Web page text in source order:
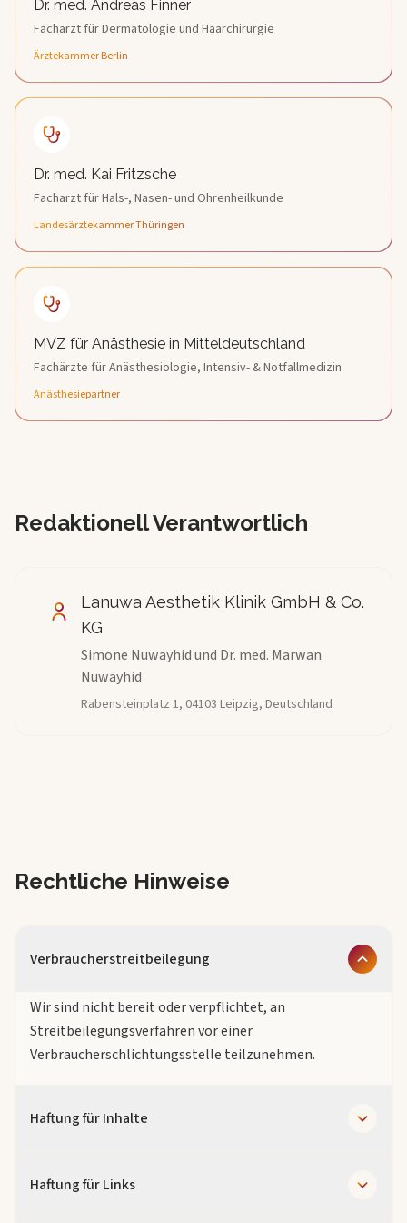
Dr. med. Andreas Finner
Facharzt für Dermatologie und Haarchirurgie
Ärztekammer Berlin
Dr. med. Kai Fritzsche
Facharzt für Hals-, Nasen- und Ohrenheilkunde
Landesärztekammer Thüringen
MVZ für Anästhesie in Mitteldeutschland
Fachärzte für Anästhesiologie, Intensiv- & Notfallmedizin
Anästhesiepartner
Redaktionell Verantwortlich
Lanuwa Aesthetik Klinik GmbH & Co.
KG
Simone Nuwayhid und Dr. med. Marwan
Nuwayhid
Rabensteinplatz 1, 04103 Leipzig, Deutschland
Rechtliche Hinweise
Verbraucherstreitbeilegung
Wir sind nicht bereit oder verpflichtet, an
Streitbeilegungsverfahren vor einer
Verbraucherschlichtungsstelle teilzunehmen.
Haftung für Inhalte
eigene Inhalte auf diesen Seiten nach den allgemeinen
Haftung für Links